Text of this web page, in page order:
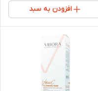
افزودن به سبد